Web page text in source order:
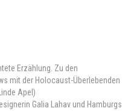
Erzählung. Zu den
mit der Holocaust-Überlebenden
Apel)
Galia Lahav und Hamburgs